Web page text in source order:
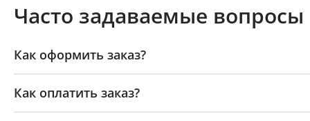
Часто задаваемые вопросы
Как оформить заказ?
Как оплатить заказ?